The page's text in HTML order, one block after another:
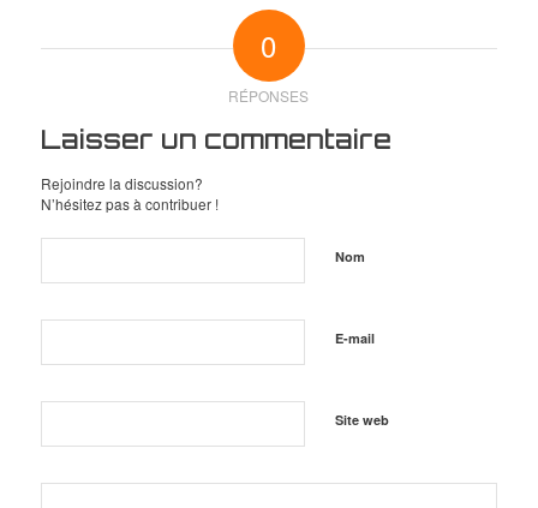
0
RÉPONSES
Laisser un commentaire
Rejoindre la discussion?
N’hésitez pas à contribuer !
Nom
E-mail
Site web